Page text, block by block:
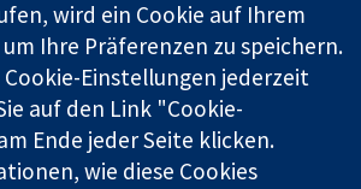
ist eine gemeinützige Organisation
und in Wales als eine Gesellschaft
(Nr. 03044323) registriert.
GB 718 2127 49.
Cochrane Collaboration
wird ein Cookie auf Ihrem
Ihre Präferenzen zu speichern.
Einstellungen jederzeit
auf den Link "Cookie-
Ende jeder Seite klicken.
wie diese Cookies